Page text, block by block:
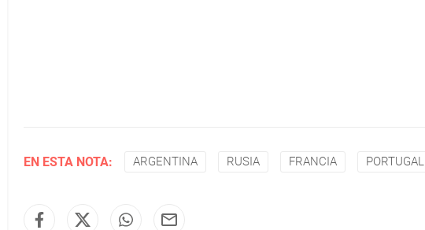
EN ESTA NOTA: ARGENTINA RUSIA FRANCIA PORTUGAL